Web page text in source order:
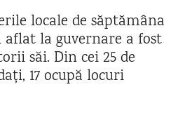
locale de săptămâna
la guvernare a fost
săi. Din cei 25 de
17 ocupă locuri